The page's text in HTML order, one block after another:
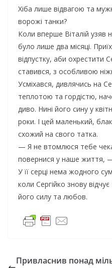
Хіба лише відвагою та
ворожі танки?
Коли вперше Віталій узяв
було лише два місяці.
відпустку, аби охрестити
ставився, з особливою
Усміхався, дивлячись на
теплотою та гордістю,
диво. Нині його сину у
роки. І цей маленький,
схожий на свого татка.
— Я не втомлюся тебе
повернися у наше життя,
У її серці нема жодного
коли Сергійко знову
його силу та любов.
Привласнив понад